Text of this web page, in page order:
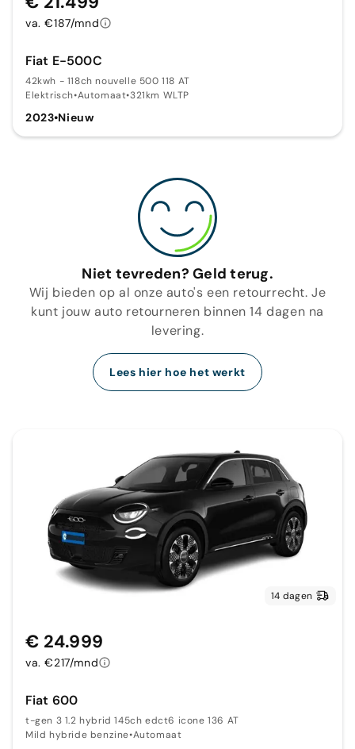
Fiat E-500C
42kwh - 118ch nouvelle 500 118 AT
Elektrisch•Automaat•321km WLTP
2023•Nieuw
va. €187/mnd
Niet tevreden? Geld terug.
Wij bieden op al onze auto's een retourrecht. Je
kunt jouw auto retourneren binnen 14 dagen na
levering.
Lees hier hoe het werkt
14 dagen
Fiat 600
t-gen 3 1.2 hybrid 145ch edct6 icone 136 AT
Mild hybride benzine•Automaat
€ 24.999
va. €217/mnd